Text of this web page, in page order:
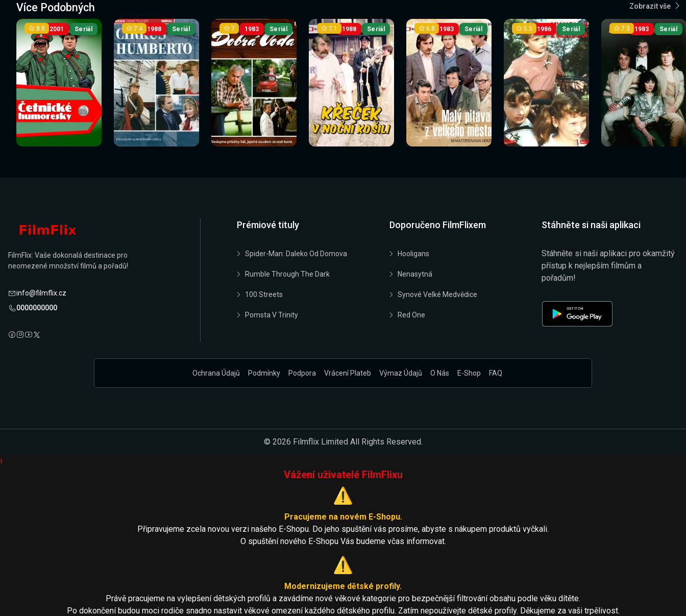
Více Podobných Zobrazit vše
2001
8.8 Seriál 1988
7.4 Seriál 1983
7 Seriál 1988
7.1 Seriál 1983
6.8 Seriál 1986
5.5 Seriál 1983
7.3 Seriál
FilmFlix: Vaše dokonalá destinace pro
neomezené množství filmů a pořadů!
info@filmflix.cz
0000000000
Prémiové tituly
Spider-Man: Daleko Od Domova
Rumble Through The Dark
100 Streets
Pomsta V Trinity
Doporučeno FilmFlixem
Hooligans
Nenasytná
Synové Velké Medvědice
Red One
Stáhněte si naši aplikaci
Stáhněte si naši aplikaci pro okamžitý
přístup k nejlepším filmům a
pořadům!
Ochrana Údajů Podmínky Podpora Vrácení Plateb Výmaz Údajů O Nás E-Shop FAQ
© 2026 Filmflix Limited All Rights Reserved.
i
Vážení uživatelé FilmFlixu
⚠️
Pracujeme na novém E-Shopu.
Připravujeme zcela novou verzi našeho E-Shopu. Do jeho spuštění vás prosíme, abyste s nákupem produktů vyčkali.
O spuštění nového E-Shopu Vás budeme včas informovat.
⚠️
Modernizujeme dětské profily.
Právě pracujeme na vylepšení dětských profilů a zavádíme nové věkové kategorie pro bezpečnější filtrování obsahu podle věku dítěte.
Po dokončení budou moci rodiče snadno nastavit věkové omezení každého dětského profilu. Zatím nepoužívejte dětské profily. Děkujeme za vaši trpělivost.